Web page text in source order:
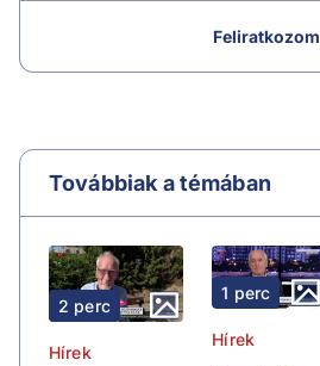
Feliratkozom
Továbbiak a témában
2 perc
Hírek
1 perc
Hírek